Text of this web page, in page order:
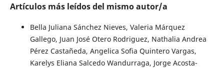
Artículos más leídos del mismo autor/a
Bella Juliana Sánchez Nieves, Valeria Márquez
Gallego, Juan José Otero Rodriguez, Nathalia Andrea
Pérez Castañeda, Angelica Sofia Quintero Vargas,
Karelys Eliana Salcedo Wandurraga, Jorge Acosta-